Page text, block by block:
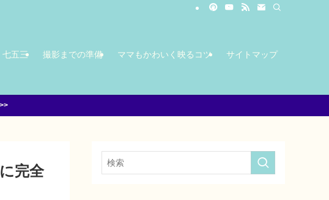
七五三 撮影までの準備 ママもかわいく映るコツ サイトマップ
完全